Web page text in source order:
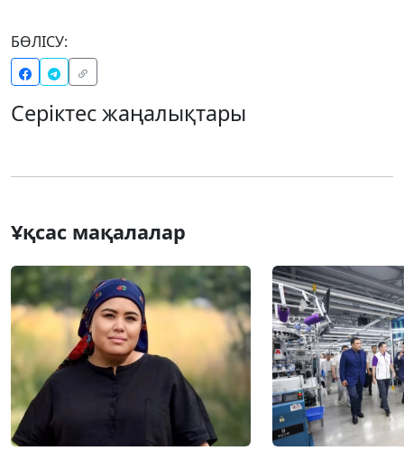
БӨЛІСУ:
Серіктес жаңалықтары
Ұқсас мақалалар